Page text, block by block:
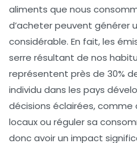
aliments que nous
d’acheter peuvent générer
considérable. En fait, les
serre résultant de nos
représentent près de 30%
individu dans les pays
décisions éclairées,
locaux ou réguler sa
donc avoir un impact